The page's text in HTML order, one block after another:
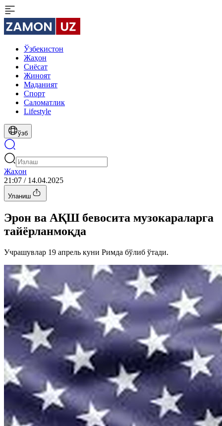
Ўзбекистон
Жаҳон
Сиёсат
Жиноят
Маданият
Спорт
Cаломатлик
Lifestyle
ўзб
Жаҳон
21:07 / 14.04.2025
Уланиш
Эрон ва АҚШ бевосита музокараларга
тайёрланмоқда
Учрашувлар 19 апрель куни Римда бўлиб ўтади.